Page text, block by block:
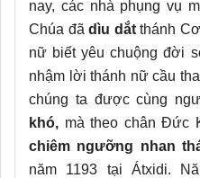
nay, các nhà phụng vụ
Chúa đã dìu dắtthánh
nữ biết yêu chuộng đời
nhậm lời thánh nữ cầu
chúng ta được cùng
khó, mà theo chân Đức
chiêm ngưỡng nhan
năm 1193 tại Átxidi.